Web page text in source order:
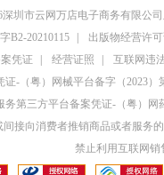
深圳市云网万店电子商务有限公
B2-20210115
出版物经营许
凭证
经营证照
互联网违
-（粤）网械平台备字（2023）
务第三方平台备案凭证-（粤）网
间接向消费者推销商品或者服务
禁止利用互联网销